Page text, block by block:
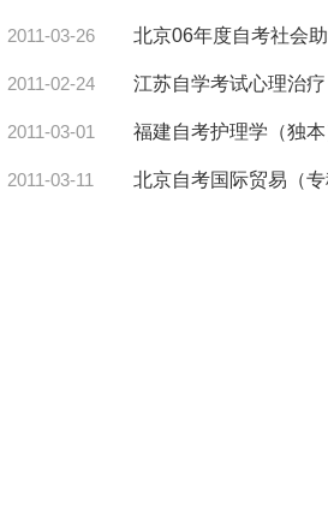
2011-03-26
2011-02-24
2011-03-01
2011-03-11